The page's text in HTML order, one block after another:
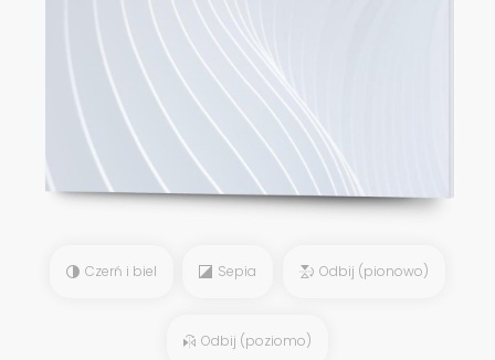
Czerń i biel Sepia Odbij (pionowo)
Odbij (poziomo)